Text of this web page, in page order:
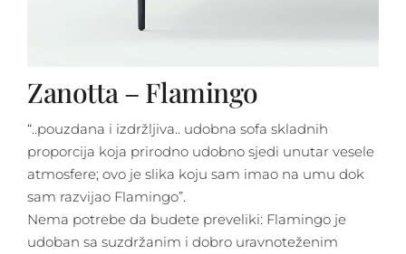
Zanotta – Flamingo
“..pouzdana i izdržljiva.. udobna sofa skladnih
proporcija koja prirodno udobno sjedi unutar vesele
atmosfere; ovo je slika koju sam imao na umu dok
sam razvijao Flamingo”.
Nema potrebe da budete preveliki: Flamingo je
udoban sa suzdržanim i dobro uravnoteženim